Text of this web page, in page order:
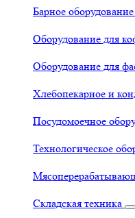
Барное оборудование
Оборудование для
Оборудование для
Хлебопекарное и
Посудомоечное
Технологическое
Складская техника